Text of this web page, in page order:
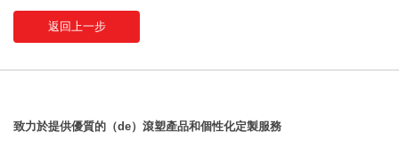
返回上一步
致力於提供優質的（de）滾塑產品和個性化定製服務